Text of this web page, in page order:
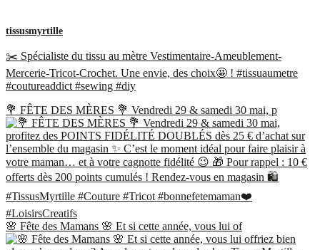
tissusmyrtille
✂️ Spécialiste du tissu au mètre Vestimentaire-Ameublement-
Mercerie-Tricot-Crochet. Une envie, des choix🤩 ! #tissuaumetre
#coutureaddict #sewing #diy
💐 FÊTE DES MÈRES 💐 Vendredi 29 & samedi 30 mai, p
🌸 Fête des Mamans 🌸 Et si cette année, vous lui of